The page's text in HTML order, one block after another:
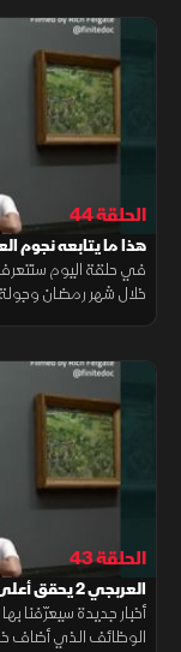
الحلقة 44
هذا ما يتابعه نجوم
في حلقة اليوم
خلال شهر رمضان
الحلقة 43
العربجي 2 يحقق أعلى نسب مشاهدة.. في الخبر الآخر
أخبار جديدة سيعرّفنا
الوظائف الذي أضاف